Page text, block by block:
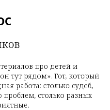
про детей и
тут рядом». Тот, который
работа: столько судеб,
проблем, столько разных